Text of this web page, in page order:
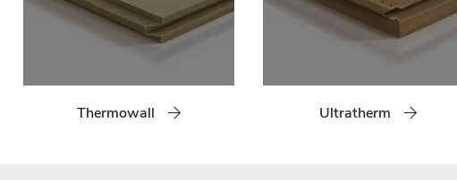
Thermowall Ultratherm